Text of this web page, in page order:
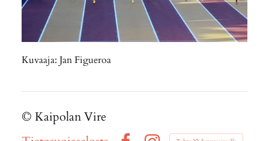
Kuvaaja: Jan Figueroa
© Kaipolan Vire